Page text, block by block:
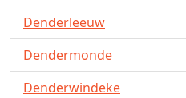
Denderleeuw
Dendermonde
Denderwindeke